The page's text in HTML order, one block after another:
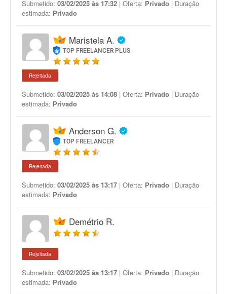
Submetido: 03/02/2025 às 17:32 | Oferta: Privado | Duração
estimada: Privado
Maristela A.
TOP FREELANCER PLUS
Rejeitada
Submetido: 03/02/2025 às 14:08 | Oferta: Privado | Duração
estimada: Privado
Anderson G.
TOP FREELANCER
Rejeitada
Submetido: 03/02/2025 às 13:17 | Oferta: Privado | Duração
estimada: Privado
Demétrio R.
Rejeitada
Submetido: 03/02/2025 às 13:17 | Oferta: Privado | Duração
estimada: Privado